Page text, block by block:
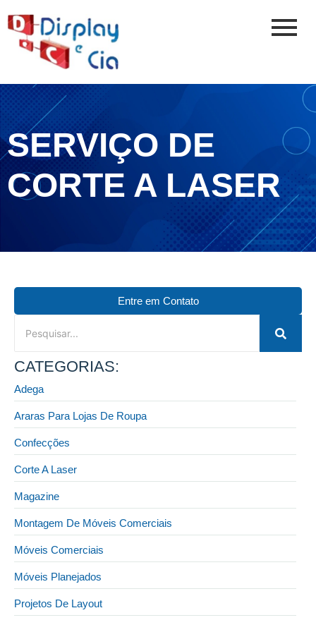
SERVIÇO DE
CORTE A LASER
Entre em Contato
CATEGORIAS:
Adega
Araras Para Lojas De Roupa
Confecções
Corte A Laser
Magazine
Montagem De Móveis Comerciais
Móveis Comerciais
Móveis Planejados
Projetos De Layout